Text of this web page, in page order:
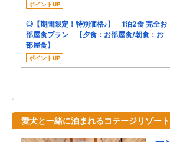
ポイントUP
◎【期間限定！特別価格♪】 1泊2食 完全お
部屋食プラン 【夕食：お部屋食/朝食：お
部屋食】
ポイントUP
愛犬と一緒に泊まれるコテージリゾート